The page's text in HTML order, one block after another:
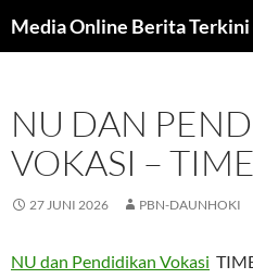
ke
NU DAN
VOKASI –
27 JUNI 2026 PBN-DAUNHOKI
NU dan Pendidikan Vokasi